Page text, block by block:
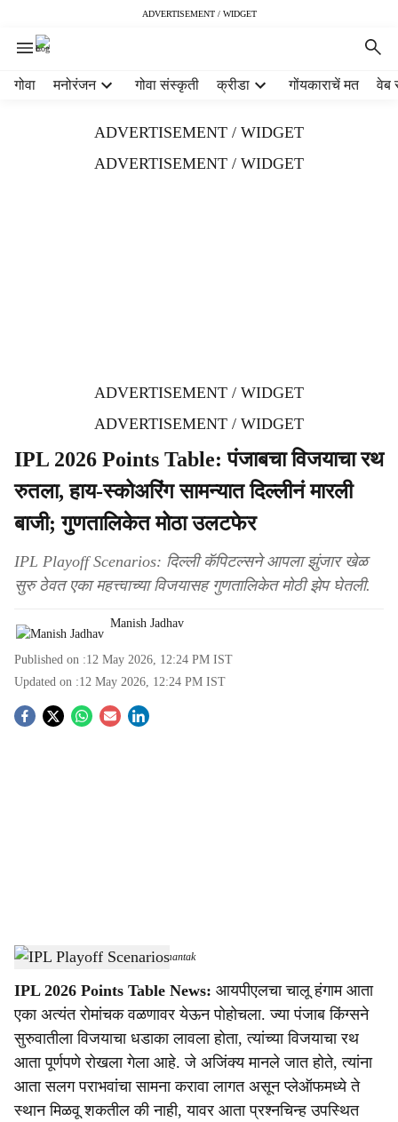
ADVERTISEMENT / WIDGET
गोवा मनोरंजन गोवा संस्कृती क्रीडा गोंयकाराचें मत वेब
ADVERTISEMENT / WIDGET
ADVERTISEMENT / WIDGET
ADVERTISEMENT / WIDGET
ADVERTISEMENT / WIDGET
IPL 2026 Points Table: पंजाबचा विजयाचा रथ
रुतला, हाय-स्कोअरिंग सामन्यात दिल्लीनं मारली
बाजी; गुणतालिकेत मोठा उलटफेर
IPL Playoff Scenarios: दिल्ली कॅपिटल्सने आपला झुंजार खेळ
सुरु ठेवत एका महत्त्वाच्या विजयासह गुणतालिकेत मोठी झेप घेतली.
Manish Jadhav
Published on :12 May 2026, 12:24 PM IST
Updated on :12 May 2026, 12:24 PM IST
S
a
r
e
IPL 2026 Points Table -Dainik Gomantak
IPL 2026 Points Table News: आयपीएलचा चालू हंगाम आता
एका अत्यंत रोमांचक वळणावर येऊन पोहोचला. ज्या पंजाब किंग्सने
सुरुवातीला विजयाचा धडाका लावला होता, त्यांच्या विजयाचा रथ
आता पूर्णपणे रोखला गेला आहे. जे अजिंक्य मानले जात होते, त्यांना
आता सलग पराभवांचा सामना करावा लागत असून प्लेऑफमध्ये ते
स्थान मिळवू शकतील की नाही, यावर आता प्रश्नचिन्ह उपस्थित